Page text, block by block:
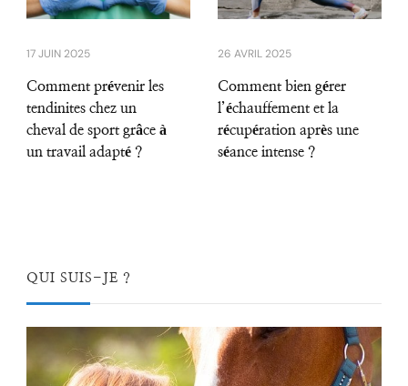
17 JUIN 2025
Comment prévenir les
tendinites chez un
cheval de sport grâce à
un travail adapté ?
26 AVRIL 2025
Comment bien gérer
l’échauffement et la
récupération après une
séance intense ?
QUI SUIS-JE ?